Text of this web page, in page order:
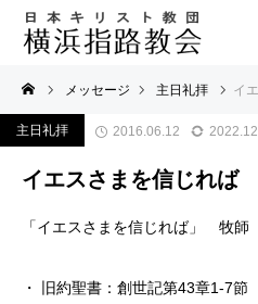
メッセージ 主日礼拝 イ
主日礼拝 2016.06.12
イエスさまを信じれば
「イエスさまを信じれば」 牧
・ 旧約聖書：創世記第43章1-7節